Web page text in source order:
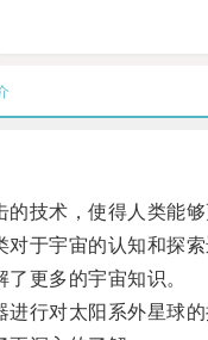
术，使得人类能够
于宇宙的认知和探索
更多的宇宙知识。
对太阳系外星球的